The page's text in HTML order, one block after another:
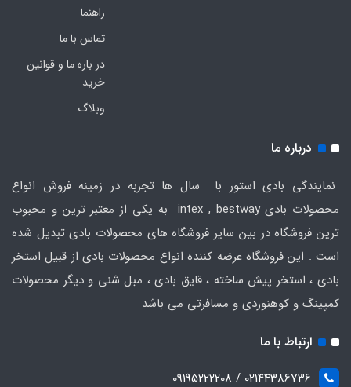
راهنما
تماس با ما
در باره ما و قوانین
خرید
وبلاگ
درباره ما
نمایندگی بادی استور با سال ها تجربه در زمینه فروش انواع
محصولات بادی intex , bestway به یکی از معتبر ترین و محبوب
ترین فروشگاه در بین سایر فروشگاه های محصولات بادی تبدیل شده
است . این فروشگاه عرضه کننده انواع محصولات بادی از قبیل استخر
بادی ، استخر پیش ساخته ، قایق بادی ، مبل شنی و دیگر محصولات
کمپینگ و کوهنوردی و مسافرتی می باشد
ارتباط با ما
02144386736 / 09195222208